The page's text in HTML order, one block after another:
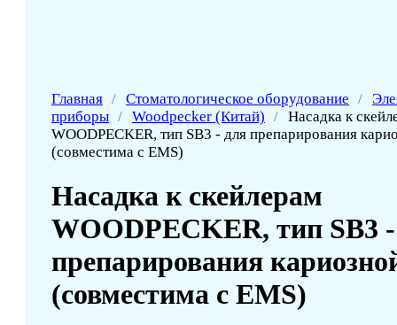
Главная / Стоматологическое оборудование /
приборы / Woodpecker (Китай) / Насадка к
WOODPECKER, тип SB3 - для препарирования
(совместима с EMS)
Насадка к скейлерам
WOODPECKER, тип SB3
препарирования
(совместима с EMS)